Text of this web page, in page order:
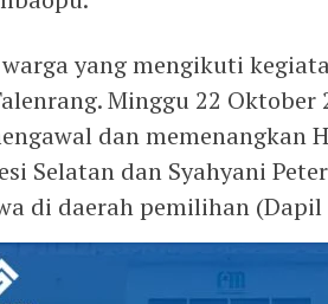
yang mengikuti
Minggu 22 Oktober
dan memenangkan
Selatan dan Syahyani
di daerah pemilihan (Dapil